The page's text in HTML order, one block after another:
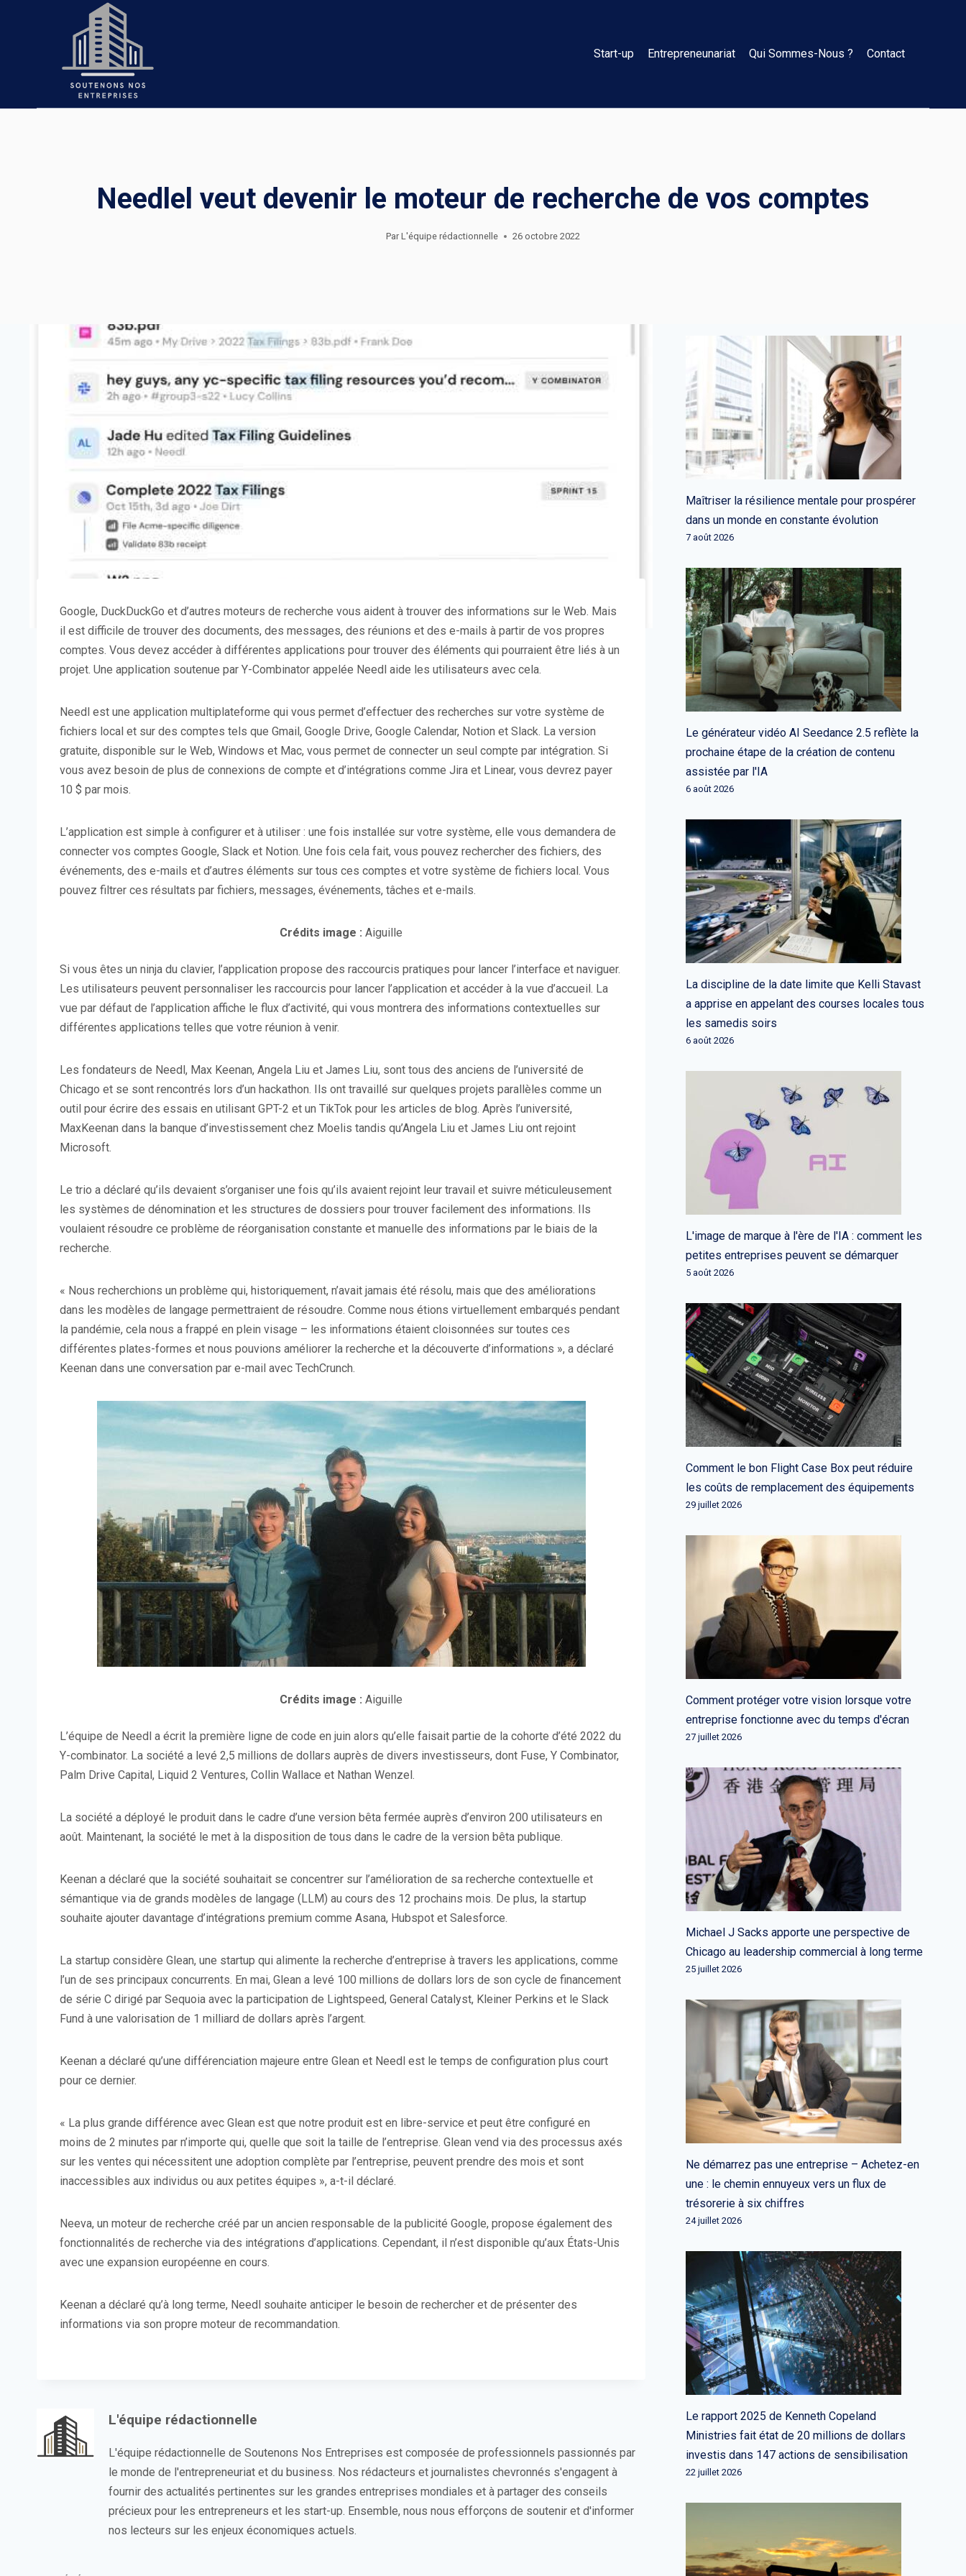
Start-up Entrepreneunariat Qui Sommes-Nous ? Contact
Needlel veut devenir le moteur de recherche de vos comptes
Par L'équipe rédactionnelle 26 octobre 2022
Google, DuckDuckGo et d’autres moteurs de recherche vous aident à trouver des informations sur le Web. Mais
il est difficile de trouver des documents, des messages, des réunions et des e-mails à partir de vos propres
comptes. Vous devez accéder à différentes applications pour trouver des éléments qui pourraient être liés à un
projet. Une application soutenue par Y-Combinator appelée Needl aide les utilisateurs avec cela.
Needl est une application multiplateforme qui vous permet d’effectuer des recherches sur votre système de
fichiers local et sur des comptes tels que Gmail, Google Drive, Google Calendar, Notion et Slack. La version
gratuite, disponible sur le Web, Windows et Mac, vous permet de connecter un seul compte par intégration. Si
vous avez besoin de plus de connexions de compte et d’intégrations comme Jira et Linear, vous devrez payer
10 $ par mois.
L’application est simple à configurer et à utiliser : une fois installée sur votre système, elle vous demandera de
connecter vos comptes Google, Slack et Notion. Une fois cela fait, vous pouvez rechercher des fichiers, des
événements, des e-mails et d’autres éléments sur tous ces comptes et votre système de fichiers local. Vous
pouvez filtrer ces résultats par fichiers, messages, événements, tâches et e-mails.
Crédits image : Aiguille
Si vous êtes un ninja du clavier, l’application propose des raccourcis pratiques pour lancer l’interface et naviguer.
Les utilisateurs peuvent personnaliser les raccourcis pour lancer l’application et accéder à la vue d’accueil. La
vue par défaut de l’application affiche le flux d’activité, qui vous montrera des informations contextuelles sur
différentes applications telles que votre réunion à venir.
Les fondateurs de Needl, Max Keenan, Angela Liu et James Liu, sont tous des anciens de l’université de
Chicago et se sont rencontrés lors d’un hackathon. Ils ont travaillé sur quelques projets parallèles comme un
outil pour écrire des essais en utilisant GPT-2 et un TikTok pour les articles de blog. Après l’université,
MaxKeenan dans la banque d’investissement chez Moelis tandis qu’Angela Liu et James Liu ont rejoint
Microsoft.
Le trio a déclaré qu’ils devaient s’organiser une fois qu’ils avaient rejoint leur travail et suivre méticuleusement
les systèmes de dénomination et les structures de dossiers pour trouver facilement des informations. Ils
voulaient résoudre ce problème de réorganisation constante et manuelle des informations par le biais de la
recherche.
« Nous recherchions un problème qui, historiquement, n’avait jamais été résolu, mais que des améliorations
dans les modèles de langage permettraient de résoudre. Comme nous étions virtuellement embarqués pendant
la pandémie, cela nous a frappé en plein visage – les informations étaient cloisonnées sur toutes ces
différentes plates-formes et nous pouvions améliorer la recherche et la découverte d’informations », a déclaré
Keenan dans une conversation par e-mail avec TechCrunch.
Crédits image : Aiguille
L’équipe de Needl a écrit la première ligne de code en juin alors qu’elle faisait partie de la cohorte d’été 2022 du
Y-combinator. La société a levé 2,5 millions de dollars auprès de divers investisseurs, dont Fuse, Y Combinator,
Palm Drive Capital, Liquid 2 Ventures, Collin Wallace et Nathan Wenzel.
La société a déployé le produit dans le cadre d’une version bêta fermée auprès d’environ 200 utilisateurs en
août. Maintenant, la société le met à la disposition de tous dans le cadre de la version bêta publique.
Keenan a déclaré que la société souhaitait se concentrer sur l’amélioration de sa recherche contextuelle et
sémantique via de grands modèles de langage (LLM) au cours des 12 prochains mois. De plus, la startup
souhaite ajouter davantage d’intégrations premium comme Asana, Hubspot et Salesforce.
La startup considère Glean, une startup qui alimente la recherche d’entreprise à travers les applications, comme
l’un de ses principaux concurrents. En mai, Glean a levé 100 millions de dollars lors de son cycle de financement
de série C dirigé par Sequoia avec la participation de Lightspeed, General Catalyst, Kleiner Perkins et le Slack
Fund à une valorisation de 1 milliard de dollars après l’argent.
Keenan a déclaré qu’une différenciation majeure entre Glean et Needl est le temps de configuration plus court
pour ce dernier.
« La plus grande différence avec Glean est que notre produit est en libre-service et peut être configuré en
moins de 2 minutes par n’importe qui, quelle que soit la taille de l’entreprise. Glean vend via des processus axés
sur les ventes qui nécessitent une adoption complète par l’entreprise, peuvent prendre des mois et sont
inaccessibles aux individus ou aux petites équipes », a-t-il déclaré.
Neeva, un moteur de recherche créé par un ancien responsable de la publicité Google, propose également des
fonctionnalités de recherche via des intégrations d’applications. Cependant, il n’est disponible qu’aux États-Unis
avec une expansion européenne en cours.
Keenan a déclaré qu’à long terme, Needl souhaite anticiper le besoin de rechercher et de présenter des
informations via son propre moteur de recommandation.
L'équipe rédactionnelle
L'équipe rédactionnelle de Soutenons Nos Entreprises est composée de professionnels passionnés par
le monde de l'entrepreneuriat et du business. Nos rédacteurs et journalistes chevronnés s'engagent à
fournir des actualités pertinentes sur les grandes entreprises mondiales et à partager des conseils
précieux pour les entrepreneurs et les start-up. Ensemble, nous nous efforçons de soutenir et d'informer
nos lecteurs sur les enjeux économiques actuels.
Maîtriser la résilience mentale pour prospérer
dans un monde en constante évolution
7 août 2026
Le générateur vidéo AI Seedance 2.5 reflète la
prochaine étape de la création de contenu
assistée par l'IA
6 août 2026
La discipline de la date limite que Kelli Stavast
a apprise en appelant des courses locales tous
les samedis soirs
6 août 2026
L'image de marque à l'ère de l'IA : comment les
petites entreprises peuvent se démarquer
5 août 2026
Comment le bon Flight Case Box peut réduire
les coûts de remplacement des équipements
29 juillet 2026
Comment protéger votre vision lorsque votre
entreprise fonctionne avec du temps d'écran
27 juillet 2026
Michael J Sacks apporte une perspective de
Chicago au leadership commercial à long terme
25 juillet 2026
Ne démarrez pas une entreprise – Achetez-en
une : le chemin ennuyeux vers un flux de
trésorerie à six chiffres
24 juillet 2026
Le rapport 2025 de Kenneth Copeland
Ministries fait état de 20 millions de dollars
investis dans 147 actions de sensibilisation
22 juillet 2026